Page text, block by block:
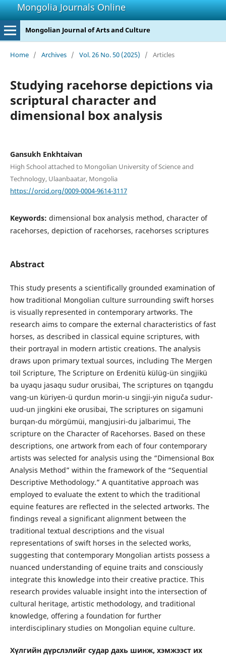
Mongolia Journals Online
Mongolian Journal of Arts and Culture
Home / Archives / Vol. 26 No. 50 (2025) / Articles
Studying racehorse depictions via
scriptural character and
dimensional box analysis
Gansukh Enkhtaivan
High School attached to Mongolian University of Science and
Technology, Ulaanbaatar, Mongolia
https://orcid.org/0009-0004-9614-3117
Keywords: dimensional box analysis method, character of
racehorses, depiction of racehorses, racehorses scriptures
Abstract
This study presents a scientifically grounded examination of
how traditional Mongolian culture surrounding swift horses
is visually represented in contemporary artworks. The
research aims to compare the external characteristics of fast
horses, as described in classical equine scriptures, with
their portrayal in modern artistic creations. The analysis
draws upon primary textual sources, including The Mergen
toil Scripture, The Scripture on Erdenitü külüg-ün singjikü
ba uyaqu jasaqu sudur orusibai, The scriptures on tqangdu
vang-un küriyen-ü qurdun morin-u singji-yin niguča sudur-
uud-un jingkini eke orusibai, The scriptures on sigamuni
burqan-du mörgümüi, mangjusiri-du jalbarimui, The
scripture on the Character of Racehorses. Based on these
descriptions, one artwork from each of four contemporary
artists was selected for analysis using the “Dimensional Box
Analysis Method” within the framework of the “Sequential
Descriptive Methodology.” A quantitative approach was
employed to evaluate the extent to which the traditional
equine features are reflected in the selected artworks. The
findings reveal a significant alignment between the
traditional textual descriptions and the visual
representations of swift horses in the selected works,
suggesting that contemporary Mongolian artists possess a
nuanced understanding of equine traits and consciously
integrate this knowledge into their creative practice. This
research provides valuable insight into the intersection of
cultural heritage, artistic methodology, and traditional
knowledge, offering a foundation for further
interdisciplinary studies on Mongolian equine culture.
Хүлгийн дүрслэлийг судар дахь шинж, хэмжээст их